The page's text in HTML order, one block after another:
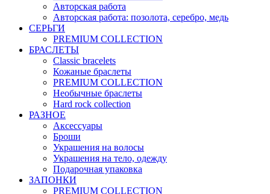
Авторская работа
Авторская работа: позолота, серебро, медь
СЕРЬГИ
PREMIUM COLLECTION
БРАСЛЕТЫ
Classic bracelets
Кожаные браслеты
PREMIUM COLLECTION
Необычные браслеты
Hard rock collection
РАЗНОЕ
Аксессуары
Броши
Украшения на волосы
Украшения на тело, одежду
Подарочная упаковка
ЗАПОНКИ
PREMIUM COLLECTION